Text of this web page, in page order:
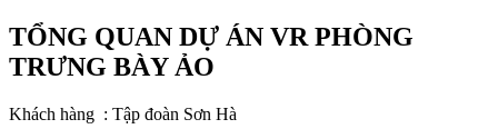
TỔNG QUAN DỰ ÁN VR PHÒNG
TRƯNG BÀY ẢO
Khách hàng : Tập đoàn Sơn Hà